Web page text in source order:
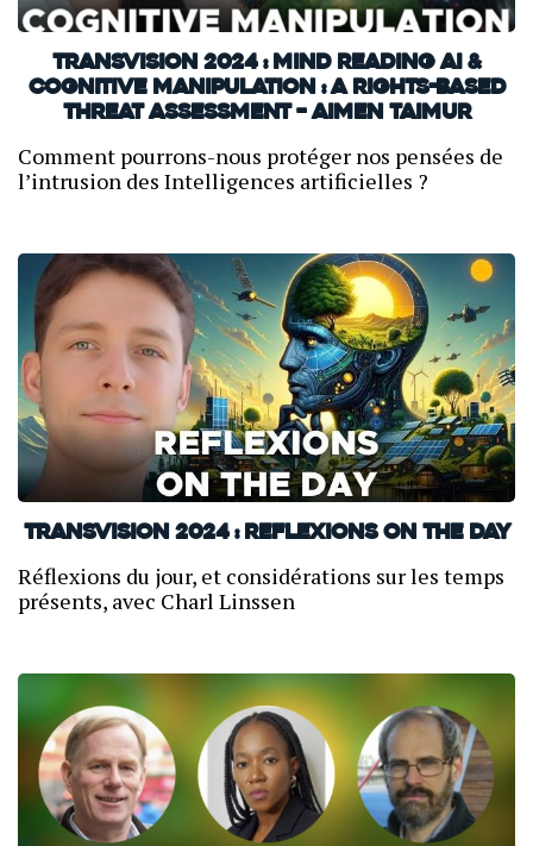
TransVision 2024 : Mind Reading AI &
Cognitive Manipulation : A Rights-Based
Threat Assessment – Aimen Taimur
Comment pourrons-nous protéger nos pensées de
l’intrusion des Intelligences artificielles ?
TransVision 2024 : Reflexions on the day
Réflexions du jour, et considérations sur les temps
présents, avec Charl Linssen